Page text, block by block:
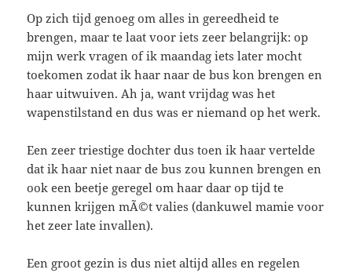
Op zich tijd genoeg om alles in gereedheid te
brengen, maar te laat voor iets zeer belangrijk: op
mijn werk vragen of ik maandag iets later mocht
toekomen zodat ik haar naar de bus kon brengen en
haar uitwuiven. Ah ja, want vrijdag was het
wapenstilstand en dus was er niemand op het werk.
Een zeer triestige dochter dus toen ik haar vertelde
dat ik haar niet naar de bus zou kunnen brengen en
ook een beetje geregel om haar daar op tijd te
kunnen krijgen mÃ©t valies (dankuwel mamie voor
het zeer late invallen).
Een groot gezin is dus niet altijd alles en regelen